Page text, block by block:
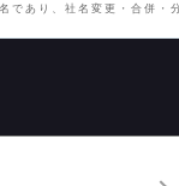
あり、社名変更・合併・